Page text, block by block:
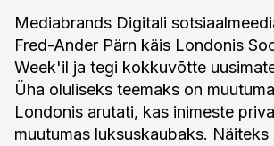
Mediabrands Digitali
Fred-Ander Pärn käis Londonis
Week'il ja tegi kokkuvõtte
Üha oluliseks teemaks on
Londonis arutati, kas inimeste
muutumas luksuskaubaks. Näiteks